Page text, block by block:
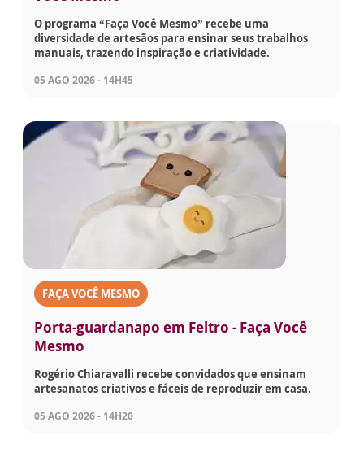
O programa “Faça Você Mesmo” recebe uma
diversidade de artesãos para ensinar seus trabalhos
manuais, trazendo inspiração e criatividade.
05 AGO 2026 - 14H45
FAÇA VOCÊ MESMO
Porta-guardanapo em Feltro - Faça Você
Mesmo
Rogério Chiaravalli recebe convidados que ensinam
artesanatos criativos e fáceis de reproduzir em casa.
05 AGO 2026 - 14H20